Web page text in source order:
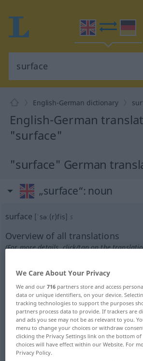
English-German dictionary
English-German
"surface"
"surface" German
„surface“: noun
surface [ˈsəː(r)fis] s
Overview of all translations
(For more details, click/tap on the
Oberfläche
Oberfläche, Äußere, Außenseite
OberFläche, Flächeninhalt
Erdoberfläche, Tag
We Care About Your Privacy
We and our716 partners store and access
data or unique identifiers, on your device.
tracking technologies to support the purposes
partners process data to provide. If trackers are
and ads you see may not be as relevant to you.
menu to change your choices or withdraw
clicking the Privacy Settings link on the bottom
choices will have effect within our Website. For
Privacy Policy.